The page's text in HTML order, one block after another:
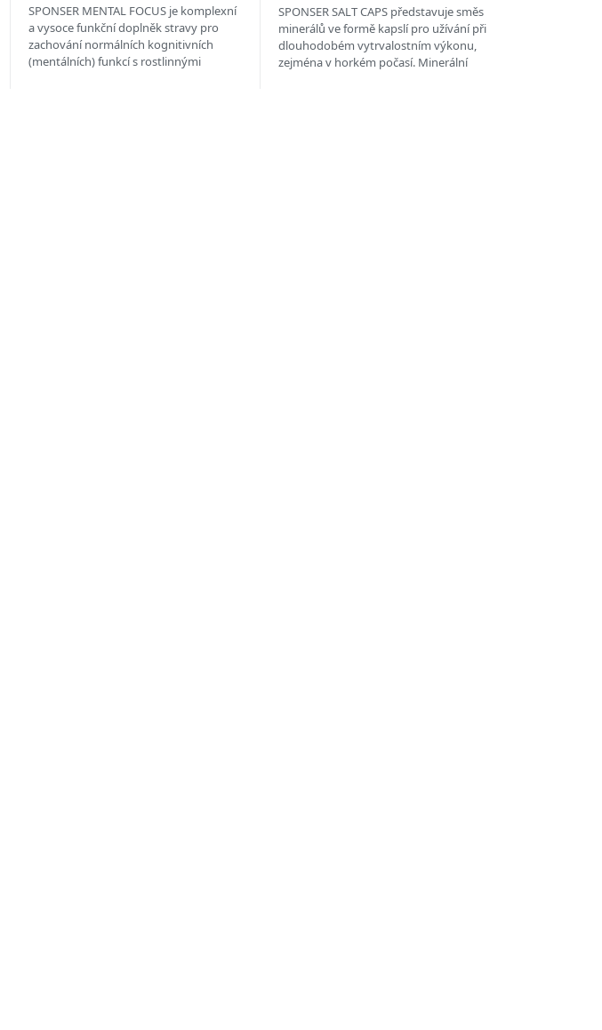
SPONSER MENTAL FOCUS je komplexní
a vysoce funkční doplněk stravy pro
zachování normálních kognitivních
(mentálních) funkcí s rostlinnými
SPONSER SALT CAPS představuje směs
minerálů ve formě kapslí pro užívání při
dlouhodobém vytrvalostním výkonu,
zejména v horkém počasí. Minerální